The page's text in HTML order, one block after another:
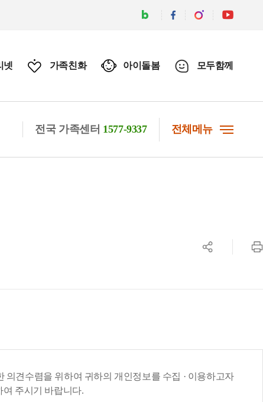
넷 가족친화 아이돌봄 모두함께
전국 가족센터 1577-9337 전체메뉴
공유하기
견수렴을 위하여 귀하의 개인정보를 수집 · 이용하고자
여 주시기 바랍니다.